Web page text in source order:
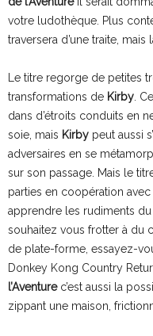
votre ludothèque. Plus
traversera d’une traite,
Le titre regorge de petites
transformations de Kirby .
dans d’étroits conduits en
soie, mais Kirby peut aussi
adversaires en se
sur son passage. Mais le
parties en coopération
apprendre les rudiments du
souhaitez vous frotter à du
de plate-forme, essayez-
Donkey Kong Country
l’Aventurec’est aussi la
zippant une maison,